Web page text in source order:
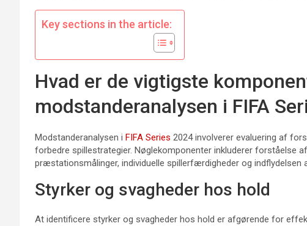
Key sections in the article:
Hvad er de vigtigste
modstanderanalysen i FIFA
Modstanderanalysen i FIFA Series 2024 involverer evaluering af
forbedre spillestrategier. Nøglekomponenter inkluderer forståelse
præstationsmålinger, individuelle spillerfærdigheder og
Styrker og svagheder hos hold
At identificere styrker og svagheder hos hold er afgørende for